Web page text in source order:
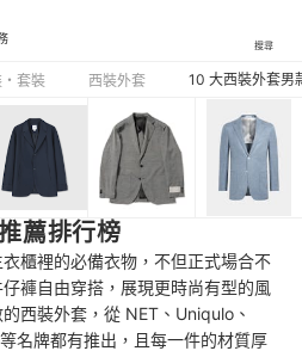
搜尋
套裝 西裝外套 10 大西裝外套男
薦排行榜
櫃裡的必備衣物，不但正式場合不
褲自由穿搭，展現更時尚有型的風
西裝外套，從 NET、Uniqulo、
名牌都有推出，且每一件的材質厚